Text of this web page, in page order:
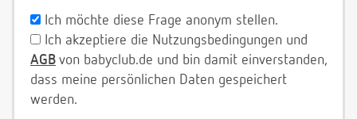
Ich möchte diese Frage anonym stellen.
Ich akzeptiere die Nutzungsbedingungen und
AGB von babyclub.de und bin damit einverstanden,
dass meine persönlichen Daten gespeichert
werden.